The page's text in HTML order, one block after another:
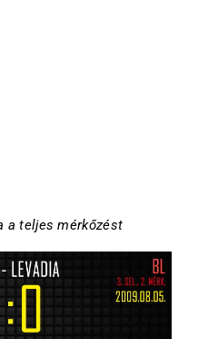
a teljes mérkőzést